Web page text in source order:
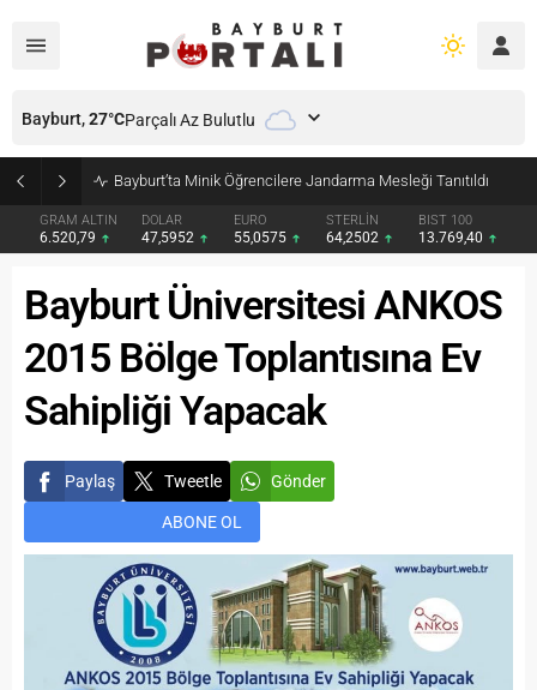
Bayburt’ta Minik Öğrencilere Jandarma Mesleği Tanıtıldı
GRAM ALTIN
6.520,79
DOLAR
47,5952
EURO
55,0575
STERLİN
64,2502
BIST 100
13.769,40
Bayburt,27°CParçalı Az Bulutlu
Bayburt Üniversitesi ANKOS
2015 Bölge Toplantısına Ev
Sahipliği Yapacak
Paylaş Tweetle Gönder
ABONE OL